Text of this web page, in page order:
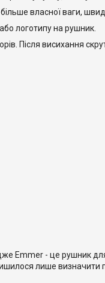
власної ваги,
логотипу на рушник.
Після висихання
Emmer - це рушник
лише визначити